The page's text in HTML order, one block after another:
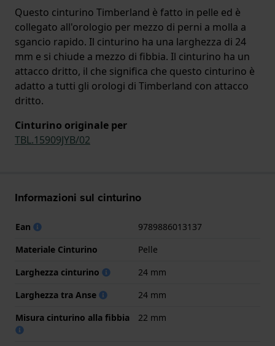
Questo cinturino Timberland è fatto in pelle ed è
collegato all'orologio per mezzo di perni a molla a
sgancio rapido. Il cinturino ha una larghezza di 24
mm e si chiude a mezzo di fibbia. Il cinturino ha un
attacco dritto, il che significa che questo cinturino è
adatto a tutti gli orologi di Timberland con attacco
dritto.
Cinturino originale per
TBL.15909JYB/02
Informazioni sul cinturino
Ean
9789886013137
Materiale Cinturino
Pelle
Larghezza cinturino
24 mm
Larghezza tra Anse
24 mm
Misura cinturino alla fibbia
22 mm